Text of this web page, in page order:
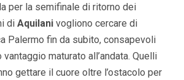
per la semifinale di ritorno dei
di Aquilani vogliono cercare di
Palermo fin da subito, consapevoli
maturato all’andata. Quelli
gettare il cuore oltre l’ostacolo per